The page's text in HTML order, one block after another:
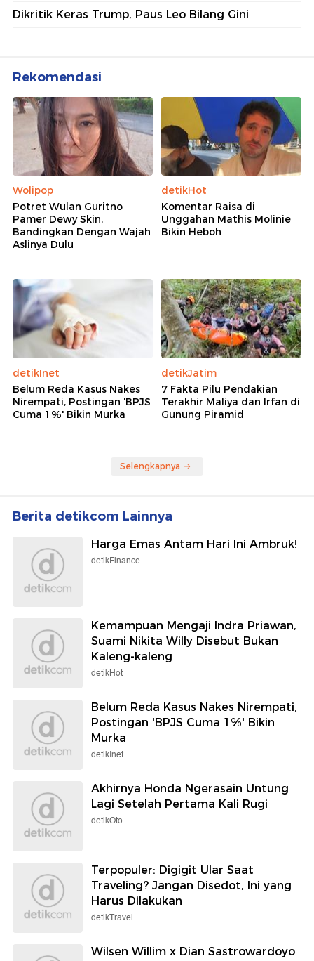
Dikritik Keras Trump, Paus Leo Bilang Gini
Rekomendasi
Wolipop
Potret Wulan Guritno
Pamer Dewy Skin,
Bandingkan Dengan Wajah
Aslinya Dulu
detikHot
Komentar Raisa di
Unggahan Mathis Molinie
Bikin Heboh
detikInet
Belum Reda Kasus Nakes
Nirempati, Postingan 'BPJS
Cuma 1%' Bikin Murka
detikJatim
7 Fakta Pilu Pendakian
Terakhir Maliya dan Irfan di
Gunung Piramid
Selengkapnya
Berita detikcom Lainnya
Harga Emas Antam Hari Ini Ambruk!
detikFinance
Kemampuan Mengaji Indra Priawan,
Suami Nikita Willy Disebut Bukan
Kaleng-kaleng
detikHot
Belum Reda Kasus Nakes Nirempati,
Postingan 'BPJS Cuma 1%' Bikin
Murka
detikInet
Akhirnya Honda Ngerasain Untung
Lagi Setelah Pertama Kali Rugi
detikOto
Terpopuler: Digigit Ular Saat
Traveling? Jangan Disedot, Ini yang
Harus Dilakukan
detikTravel
Wilsen Willim x Dian Sastrowardoyo